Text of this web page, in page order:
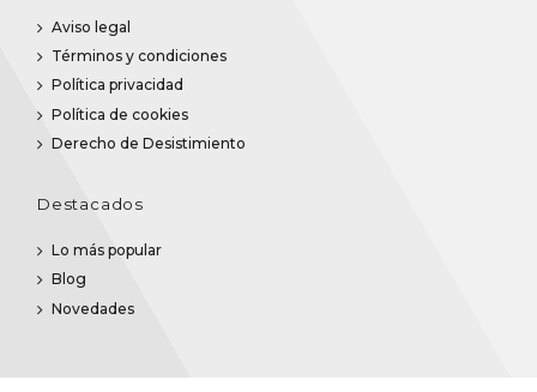
Aviso legal
Términos y condiciones
Política privacidad
Política de cookies
Derecho de Desistimiento
Destacados
Lo más popular
Blog
Novedades